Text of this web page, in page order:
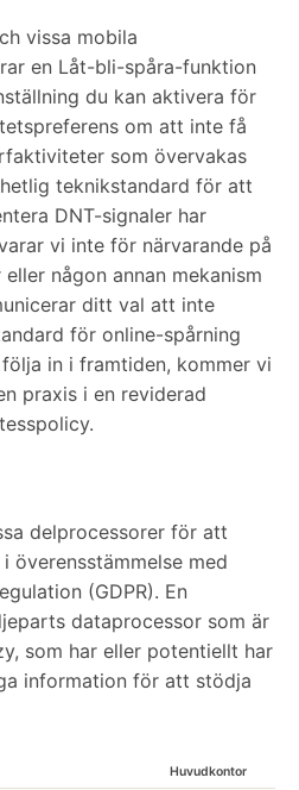
vissa mobila
en Låt-bli-spåra-funktion
du kan aktivera för
om att inte få
som övervakas
teknikstandard för att
DNT-signaler har
vi inte för närvarande på
någon annan mekanism
ditt val att inte
för online-spårning
in i framtiden, kommer vi
praxis i en reviderad
delprocessorer för att
överensstämmelse med
(GDPR). En
dataprocessor som är
som har eller potentiellt har
information för att stödja
Huvudkontor